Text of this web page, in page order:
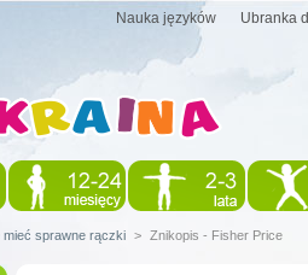
Nauka języków Ubranka
mieć sprawne rączki > Znikopis - Fisher Price